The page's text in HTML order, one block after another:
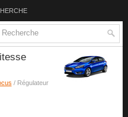
/ Régulateur